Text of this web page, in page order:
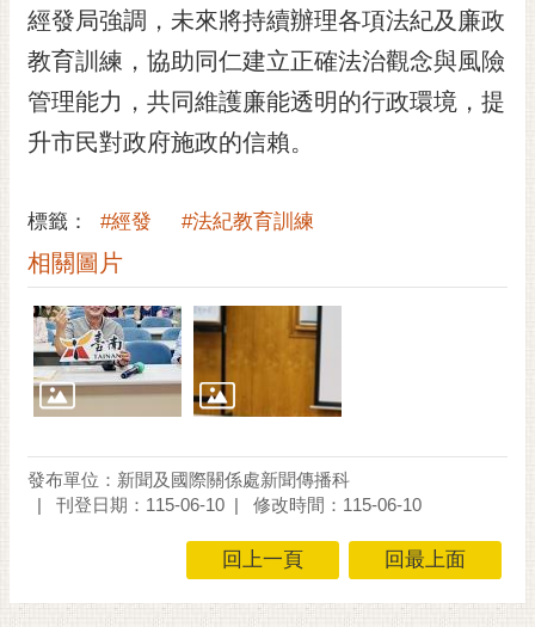
市
交
通
置
經發局強調，未來將持續辦理各項法紀及廉政
教育訓練，協助同仁建立正確法治觀念與風險
管理能力，共同維護廉能透明的行政環境，提
升市民對政府施政的信賴。
標籤： #經發 #法紀教育訓練
相關圖片
發布單位：新聞及國際關係處新聞傳播科
刊登日期：115-06-10
修改時間：115-06-10
回上一頁 回最上面